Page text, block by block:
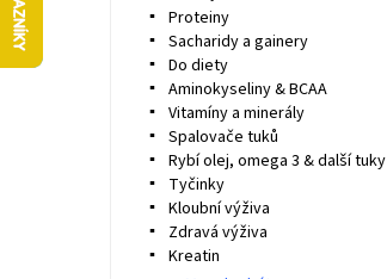
Proteiny
Sacharidy a gainery
Do diety
Aminokyseliny & BCAA
Vitamíny a minerály
Spalovače tuků
Rybí olej, omega 3 & další tuky
Tyčinky
Kloubní výživa
Zdravá výživa
Kreatin